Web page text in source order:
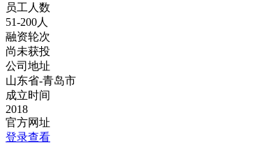
员工人数
51-200人
融资轮次
尚未获投
公司地址
山东省-青岛市
成立时间
2018
官方网址
登录查看